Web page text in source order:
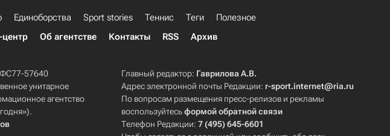
Единоборства Sport stories Теннис Теги
Полезное
Об агентстве Контакты RSS Архив
ФС77-57640
унитарное
агентство
Главный редактор: Гаврилова А.В.
Адрес электронной почты Редакции: r-sport.internet@ria.ru
По вопросам размещения пресс-релизов и рекламы
воспользуйтесьформой обратной связи
Телефон Редакции:7 (495) 645-6601